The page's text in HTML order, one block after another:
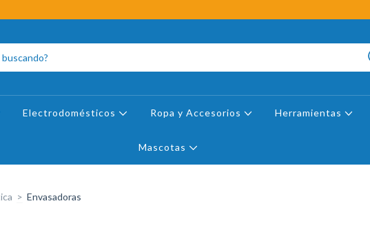
Electrodomésticos Ropa y Accesorios Herramientas
Mascotas
> Envasadoras